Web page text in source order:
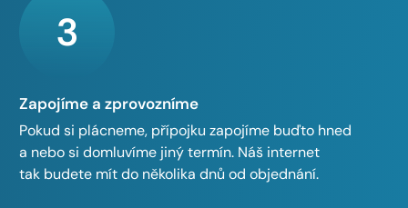
3
Zapojíme a zprovozníme
Pokud si plácneme, přípojku zapojíme buďto hned
a nebo si domluvíme jiný termín. Náš internet
tak budete mít do několika dnů od objednání.